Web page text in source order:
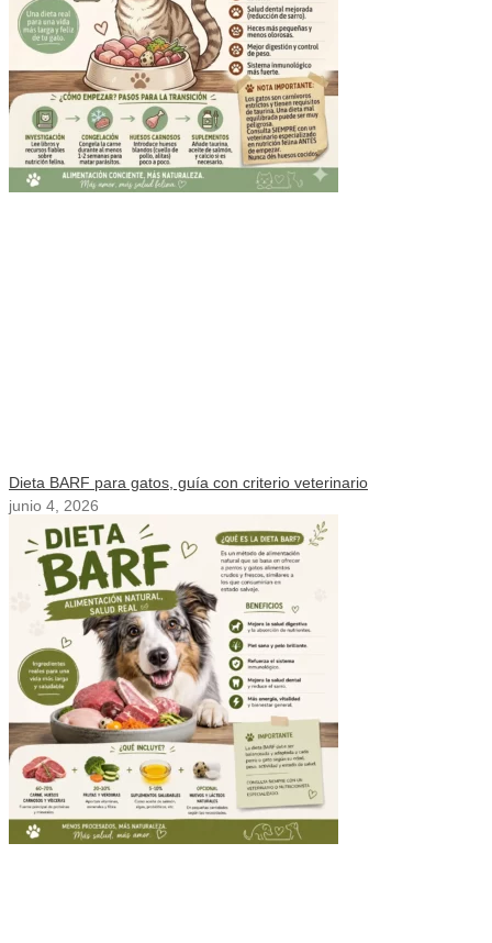
Dieta BARF para gatos, guía con criterio veterinario
junio 4, 2026